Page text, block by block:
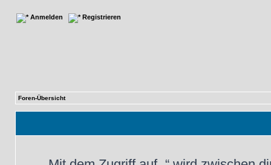
Anmelden Registrieren
Foren-Übersicht